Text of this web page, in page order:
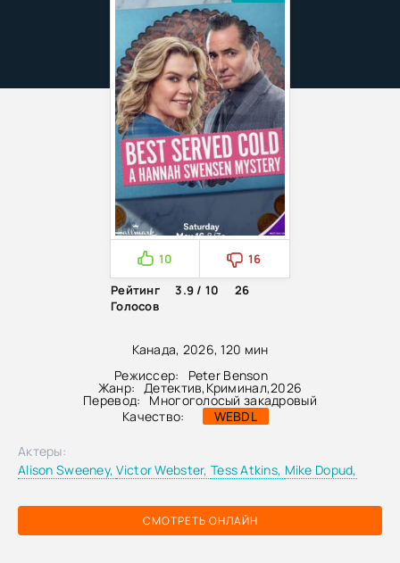
Канада, 2026, 120 мин
Режиссер:
Peter Benson
Жанр: Детектив, Криминал,2026
Перевод:
Многоголосый закадровый
Качество:
WEBDL
10
16
Рейтинг
3.9 / 10
26
Голосов
СМОТРЕТЬ ОНЛАЙН
Актеры:
Alison Sweeney,Victor Webster, Tess Atkins, Mike Dopud,